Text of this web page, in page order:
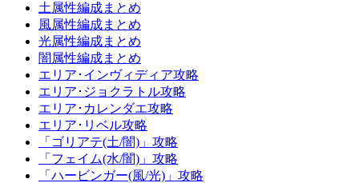
土属性編成まとめ
風属性編成まとめ
光属性編成まとめ
闇属性編成まとめ
エリア･インヴィディア攻略
エリア･ジョクラトル攻略
エリア･カレンダエ攻略
エリア･リベル攻略
「ゴリアテ(土/闇)」攻略
「フェイム(水/闇)」攻略
「ハービンガー(風/光)」攻略